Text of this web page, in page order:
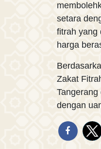
setara
fitrah yang
harga
Zakat
dengan